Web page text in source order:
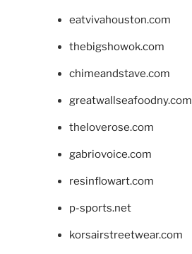
eatvivahouston.com
thebigshowok.com
chimeandstave.com
greatwallseafoodny.com
theloverose.com
gabriovoice.com
resinflowart.com
p-sports.net
korsairstreetwear.com